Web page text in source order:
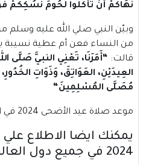
نَهَاكُمْ أنْ تَأْكُلُوا لُحُومَ نُسُكِكُمْ
وبيّن النبي صلي الله عليه وسلم
من النساء فعن أم عطية نسيبة
قالت: “أَمَرَنَا، تَعْنِي النبيَّ صَلَّى
العِيدَيْنِ، العَوَاتِقَ، وَذَوَاتِ
مُصَلَّى المُسْلِمِينَ“
موعد صلاة عيد الأضحى 2024 في الدوحة | قطر
يمكنك ايضا الاطلاع
2024 في جميع دول العالم